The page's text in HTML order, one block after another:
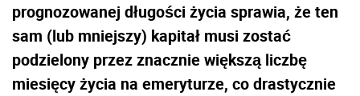
prognozowanej długości życia sprawia, że ten
sam (lub mniejszy) kapitał musi zostać
podzielony przez znacznie większą liczbę
miesięcy życia na emeryturze, co drastycznie